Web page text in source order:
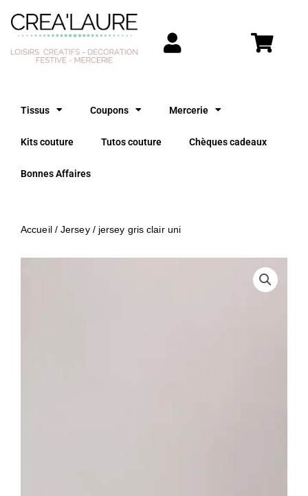
contenu
Tissus Coupons Mercerie
Kits couture Tutos couture Chèques cadeaux
Bonnes Affaires
Accueil/Jersey/ jersey gris clair uni